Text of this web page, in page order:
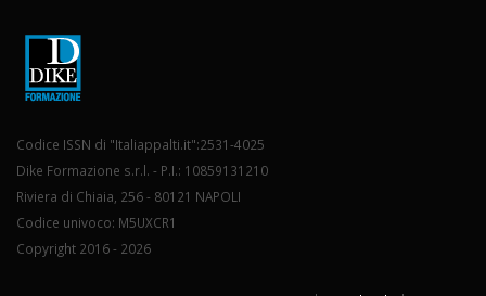
Codice ISSN di "Italiappalti.it":2531-4025
Dike Formazione s.r.l. - P.I.: 10859131210
Riviera di Chiaia, 256 - 80121 NAPOLI
Codice univoco: M5UXCR1
Copyright 2016 - 2026